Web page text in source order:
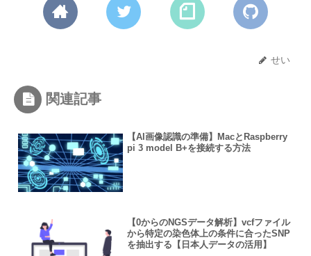
せい
関連記事
【AI画像認識の準備】MacとRaspberry
pi 3 model B+を接続する方法
【0からのNGSデータ解析】vcfファイル
から特定の染色体上の条件に合ったSNP
を抽出する【日本人データの活用】